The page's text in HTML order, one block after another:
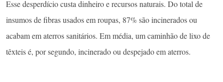
Esse desperdício custa dinheiro e recursos naturais. Do total de
insumos de fibras usados em roupas, 87% são incinerados ou
acabam em aterros sanitários. Em média, um caminhão de lixo de
têxteis é, por segundo, incinerado ou despejado em aterros.